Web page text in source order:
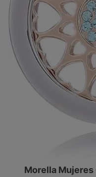
Morella